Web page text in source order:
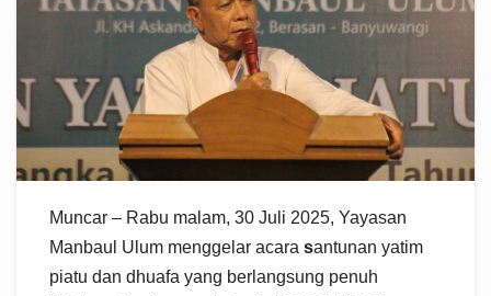
Muncar – Rabu malam, 30 Juli 2025, Yayasan
Manbaul Ulum menggelar acara santunan yatim
piatu dan dhuafa yang berlangsung penuh